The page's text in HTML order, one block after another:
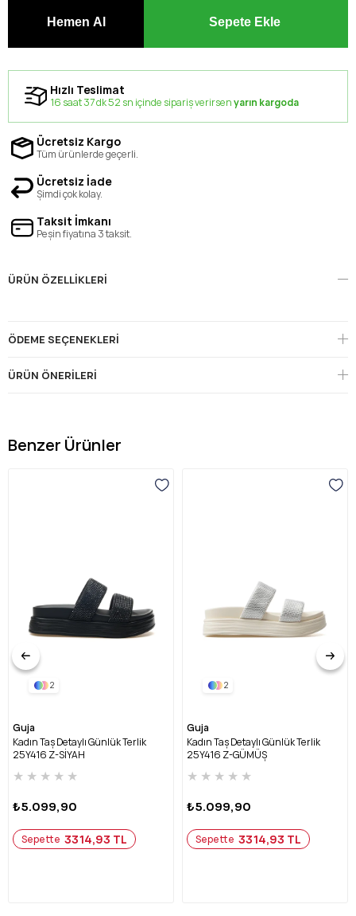
Hızlı Teslimat
16 saat 37 dk 51 sn içinde sipariş verirsenyarın kargoda
Ücretsiz Kargo
Tüm ürünlerde geçerli.
Ücretsiz İade
Şimdi çok kolay.
Taksit İmkanı
Peşin fiyatına 3 taksit.
ÜRÜN ÖZELLIKLERI
ÖDEME SEÇENEKLERI
ÜRÜN ÖNERILERI
Benzer Ürünler
2
Guja
Kadın Taş Detaylı Günlük Terlik
25Y416 Z-SİYAH
★ ★ ★ ★ ★
₺5.099,90
Sepette 3314,93 TL
2
Guja
Kadın Taş Detaylı Günlük Terlik
25Y416 Z-GÜMÜŞ
★ ★ ★ ★ ★
₺5.099,90
Sepette 3314,93 TL